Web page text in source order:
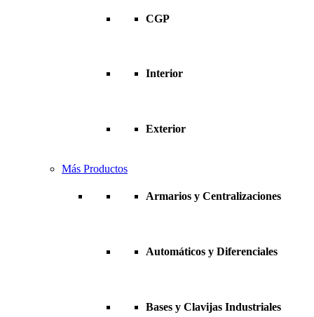
CGP
Interior
Exterior
Más Productos
Armarios y Centralizaciones
Automáticos y Diferenciales
Bases y Clavijas Industriales